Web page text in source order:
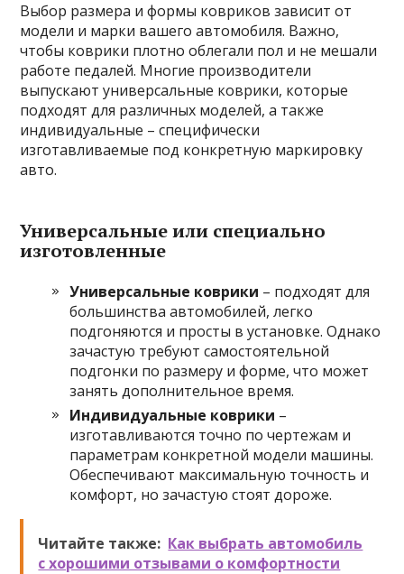
Выбор размера и формы ковриков зависит от
модели и марки вашего автомобиля. Важно,
чтобы коврики плотно облегали пол и не мешали
работе педалей. Многие производители
выпускают универсальные коврики, которые
подходят для различных моделей, а также
индивидуальные – специфически
изготавливаемые под конкретную маркировку
авто.
Универсальные или специально
изготовленные
Универсальные коврики – подходят для
большинства автомобилей, легко
подгоняются и просты в установке. Однако
зачастую требуют самостоятельной
подгонки по размеру и форме, что может
занять дополнительное время.
Индивидуальные коврики –
изготавливаются точно по чертежам и
параметрам конкретной модели машины.
Обеспечивают максимальную точность и
комфорт, но зачастую стоят дороже.
Читайте также: Как выбрать автомобиль
с хорошими отзывами о комфортности